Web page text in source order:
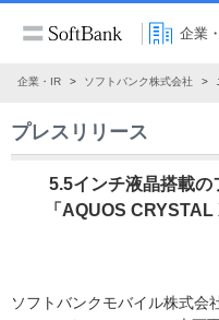
企業
企業・IR ソフトバンク株式会社
プレスリリース
5.5インチ液晶搭載
「AQUOS
ソフトバンクモバイル株式会